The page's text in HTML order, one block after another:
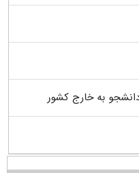
به خارج کشور